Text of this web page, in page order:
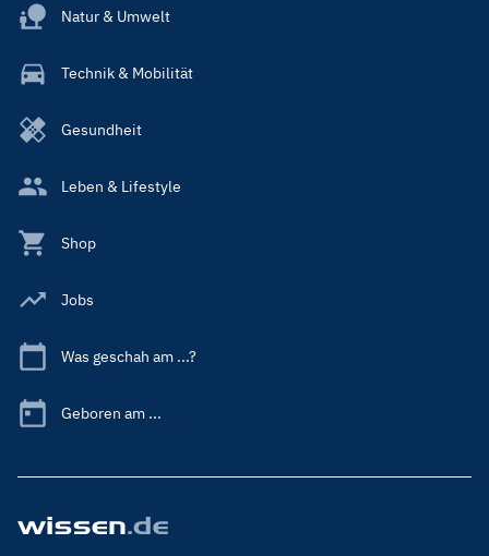
Natur & Umwelt
Technik & Mobilität
Gesundheit
Leben & Lifestyle
Shop
Jobs
Was geschah am ...?
Geboren am ...